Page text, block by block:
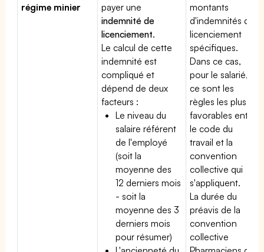
régime minier
payer une
indemnité de
licenciement.
Le calcul de cette
indemnité est
compliqué et
dépend de deux
facteurs :
Le niveau du
salaire référent
de l'employé
(soit la
moyenne des
12 derniers mois
- soit la
moyenne des 3
derniers mois
pour résumer)
montants
d'indemnités de
licenciement
spécifiques.
Dans ce cas,
pour le salarié,
ce sont les
règles les plus
favorables entre
le code du
travail et la
convention
collective qui
s'appliquent.
La durée du
préavis de la
convention
collective